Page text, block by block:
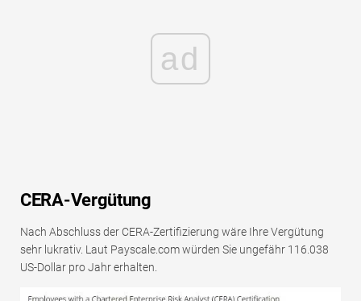
ad
CERA-Vergütung
Nach Abschluss der CERA-Zertifizierung wäre Ihre Vergütung
sehr lukrativ. Laut Payscale.com würden Sie ungefähr 116.038
US-Dollar pro Jahr erhalten.